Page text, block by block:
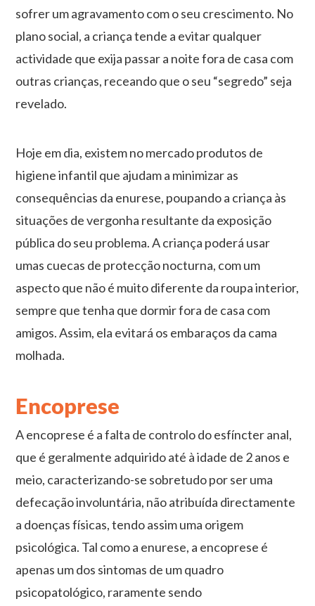
sofrer um agravamento com o seu crescimento. No
plano social, a criança tende a evitar qualquer
actividade que exija passar a noite fora de casa com
outras crianças, receando que o seu “segredo” seja
revelado.
Hoje em dia, existem no mercado produtos de
higiene infantil que ajudam a minimizar as
consequências da enurese, poupando a criança às
situações de vergonha resultante da exposição
pública do seu problema. A criança poderá usar
umas cuecas de protecção nocturna, com um
aspecto que não é muito diferente da roupa interior,
sempre que tenha que dormir fora de casa com
amigos. Assim, ela evitará os embaraços da cama
molhada.
Encoprese
A encoprese é a falta de controlo do esfíncter anal,
que é geralmente adquirido até à idade de 2 anos e
meio, caracterizando-se sobretudo por ser uma
defecação involuntária, não atribuída directamente
a doenças físicas, tendo assim uma origem
psicológica. Tal como a enurese, a encoprese é
apenas um dos sintomas de um quadro
psicopatológico, raramente sendo